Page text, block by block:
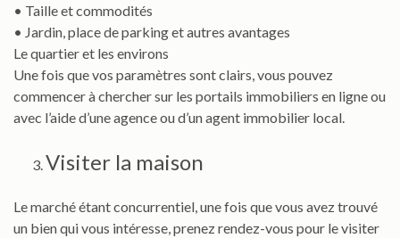
• Taille et commodités
• Jardin, place de parking et autres avantages
Le quartier et les environs
Une fois que vos paramètres sont clairs, vous pouvez
commencer à chercher sur les portails immobiliers en ligne ou
avec l’aide d’une agence ou d’un agent immobilier local.
Visiter la maison
Le marché étant concurrentiel, une fois que vous avez trouvé
un bien qui vous intéresse, prenez rendez-vous pour le visiter